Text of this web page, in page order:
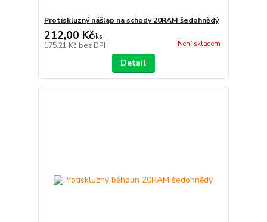
Protiskluzný nášlap na schody 20RAM šedohnědý
212,00 Kč/ks
175,21 Kč bez DPH Není skladem
Detail